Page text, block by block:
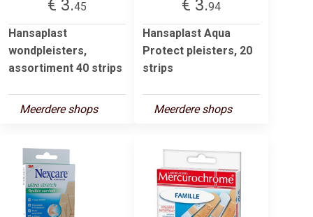
€ 3.45
Hansaplast
wondpleisters,
assortiment 40 strips
Meerdere shops
€ 3.94
Hansaplast Aqua
Protect pleisters, 20
strips
Meerdere shops